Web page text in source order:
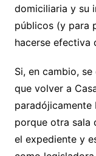
domiciliaria y su
públicos (y para
hacerse efectiva
Si, en cambio,
que volver a
paradójicamente
porque otra sala
el expediente y